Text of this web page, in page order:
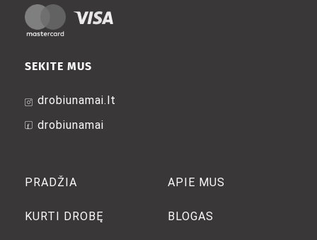
PRADŽIA
KURTI DROBĘ
APIE MUS
BLOGAS
SEKITE MUS
drobiunamai.lt
drobiunamai